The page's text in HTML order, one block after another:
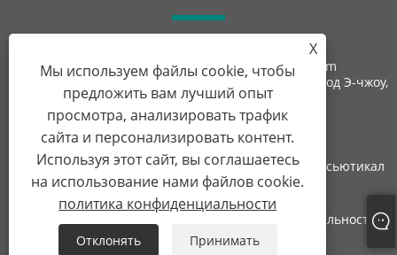
Электронная почта:sales@steroid-chem.com
Адрес:Район экономического развития Гедиан, город Э-чжоу,
провинция Хубэй, Китай.
Copyright © 2022 Хубэй Гедиан Хьюманвелл Фармасьютикал
Ко., Лтд. Все права защищены.
политика конфиденциальности
X
Мы используем файлы cookie, чтобы
предложить вам лучший опыт
просмотра, анализировать трафик
сайта и персонализировать контент.
Используя этот сайт, вы соглашаетесь
на использование нами файлов cookie.
политика конфиденциальности
Отклонять Принимать